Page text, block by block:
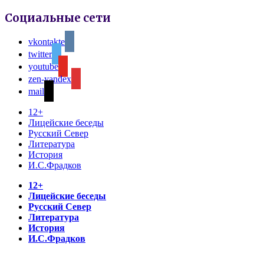
Социальные сети
vkontakte
twitter
youtube
zen-yandex
mail
12+
Лицейские беседы
Русский Север
Литература
История
И.С.Фрадков
12+
Лицейские беседы
Русский Север
Литература
История
И.С.Фрадков